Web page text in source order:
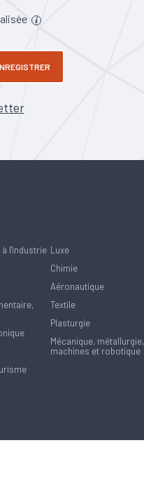
l'industrie Luxe
Chimie
Aéronautique
Textile
Plasturgie
Mécanique, métallurgie,
machines et robotique